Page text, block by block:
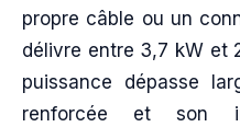
propre câble ou un
délivre entre 3,7 kW et
puissance dépasse
renforcée et son